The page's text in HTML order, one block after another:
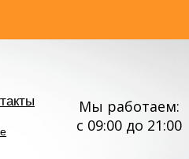
Мы работаем:
с 09:00 до 21:00